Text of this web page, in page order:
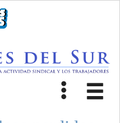
Toggle